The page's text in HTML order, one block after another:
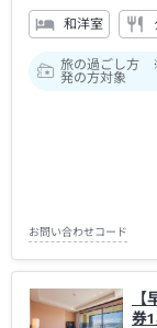
和洋室
旅の過ごし方
発の方対象
お問い合わせコード
券